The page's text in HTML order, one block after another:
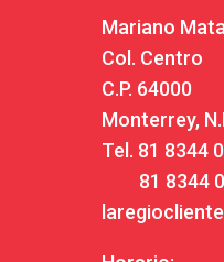
Mariano
Col. Centro
C.P. 64000
Monterrey,
Tel. 81 8344
81 8344